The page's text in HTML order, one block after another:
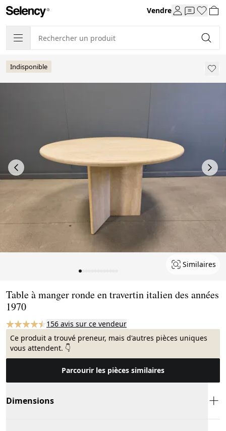
Vendre
Indisponible
Similaires
Table à manger ronde en travertin italien des années
1970
156 avis sur ce vendeur
Ce produit a trouvé preneur, mais d'autres pièces uniques
vous attendent. 👇
Parcourir les pièces similaires
Dimensions